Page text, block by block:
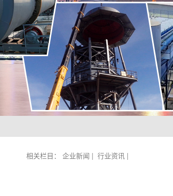
相关栏目： 企业新闻 | 行业资讯 |